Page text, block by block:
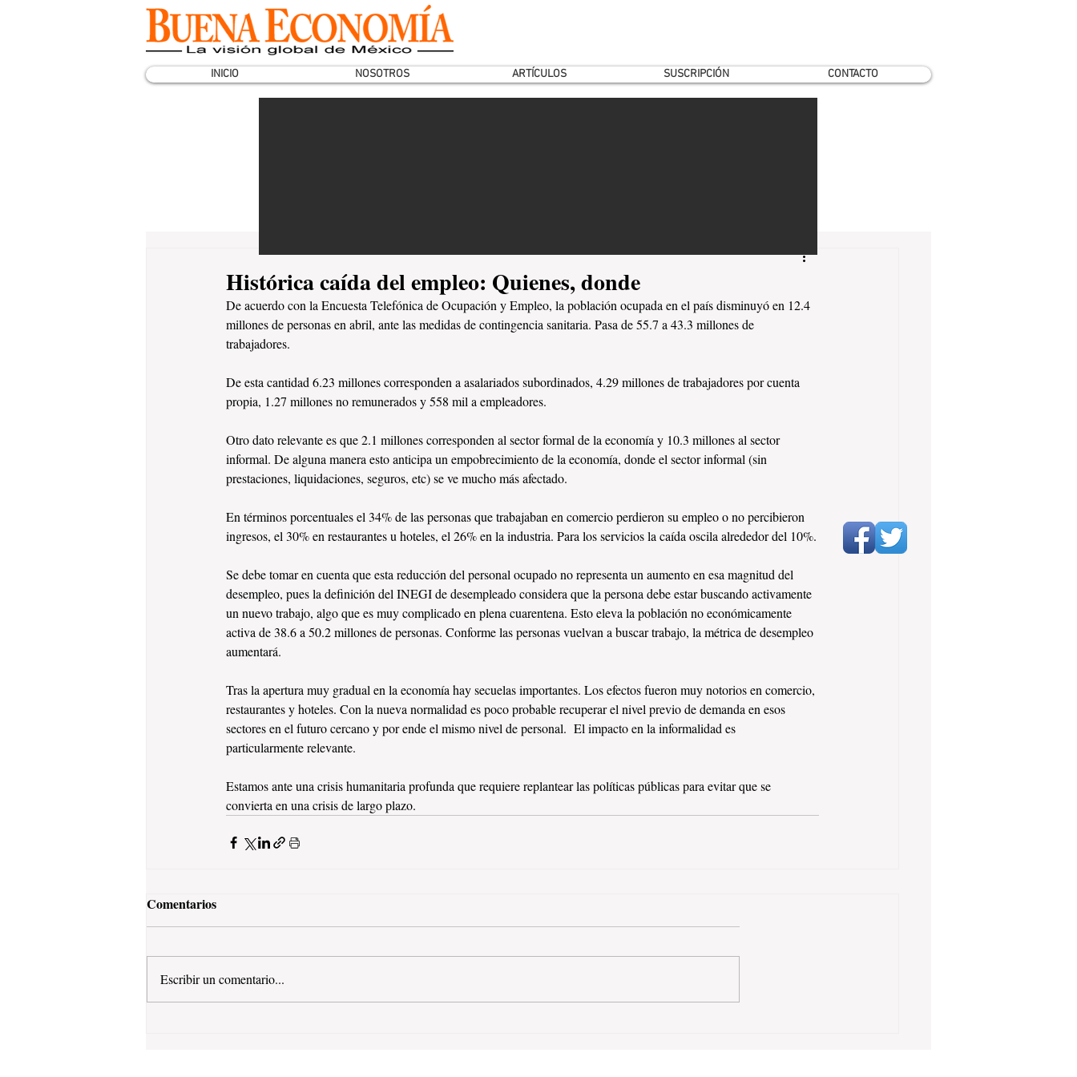
INICIO NOSOTROS ARTÍCULOS SUSCRIPCIÓN CONTACTO
Histórica caída del empleo: Quienes, donde
De acuerdo con la Encuesta Telefónica de Ocupación y Empleo, la población ocupada en el país disminuyó en 12.4
millones de personas en abril, ante las medidas de contingencia sanitaria. Pasa de 55.7 a 43.3 millones de
trabajadores.
De esta cantidad 6.23 millones corresponden a asalariados subordinados, 4.29 millones de trabajadores por cuenta
propia, 1.27 millones no remunerados y 558 mil a empleadores.
Otro dato relevante es que 2.1 millones corresponden al sector formal de la economía y 10.3 millones al sector
informal. De alguna manera esto anticipa un empobrecimiento de la economía, donde el sector informal (sin
prestaciones, liquidaciones, seguros, etc) se ve mucho más afectado.
En términos porcentuales el 34% de las personas que trabajaban en comercio perdieron su empleo o no percibieron
ingresos, el 30% en restaurantes u hoteles, el 26% en la industria. Para los servicios la caída oscila alrededor del 10%.
Se debe tomar en cuenta que esta reducción del personal ocupado no representa un aumento en esa magnitud del
desempleo, pues la definición del INEGI de desempleado considera que la persona debe estar buscando activamente
un nuevo trabajo, algo que es muy complicado en plena cuarentena. Esto eleva la población no económicamente
activa de 38.6 a 50.2 millones de personas. Conforme las personas vuelvan a buscar trabajo, la métrica de desempleo
aumentará.
Tras la apertura muy gradual en la economía hay secuelas importantes. Los efectos fueron muy notorios en comercio,
restaurantes y hoteles. Con la nueva normalidad es poco probable recuperar el nivel previo de demanda en esos
sectores en el futuro cercano y por ende el mismo nivel de personal.  El impacto en la informalidad es
particularmente relevante.
Estamos ante una crisis humanitaria profunda que requiere replantear las políticas públicas para evitar que se
convierta en una crisis de largo plazo.
Comentarios
Escribir un comentario...